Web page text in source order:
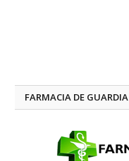
FARMACIA DE GUARDIA